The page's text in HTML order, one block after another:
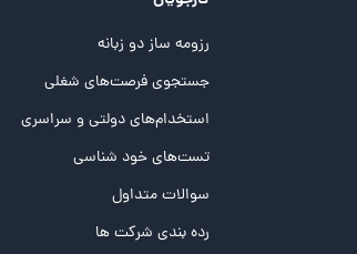
رزومه ساز دو زبانه
جستجوی فرصت‌های شغلی
استخدام‌های دولتی و سراسری
تست‌های خود شناسی
تست MBTI
تست تیپ سنجی شغلی Holland
سوالات متداول
رده بندی شرکت ها